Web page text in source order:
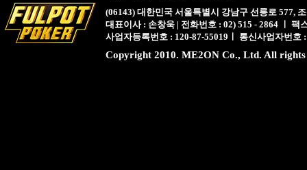
(06143) 대한민국 서울특별시 강남구 선릉로 577,
대표이사 : 손창욱 | 전화번호 : 02) 515 - 2864 ㅣ 팩
사업자등록번호 : 120-87-55019ㅣ 통신사업자번호
Copyright 2010. ME2ON Co., Ltd. All rights